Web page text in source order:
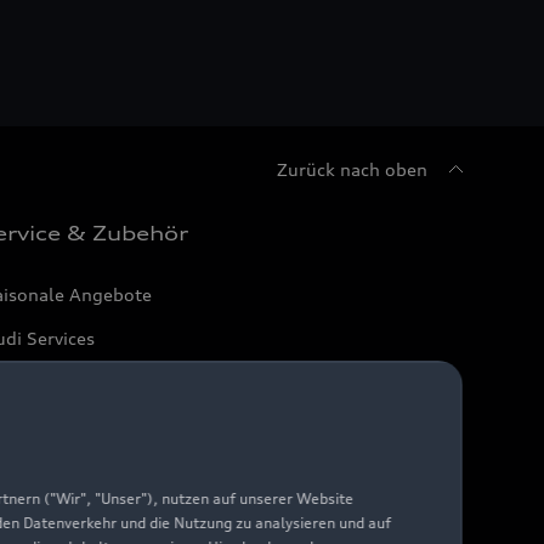
("Wir", "Unser"), nutzen auf unserer Website
Datenverkehr und die Nutzung zu analysieren und auf
Zurück nach oben
& Zubehör
Angebote
Services